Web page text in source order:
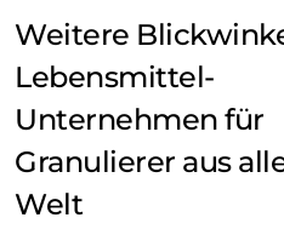
Weitere
Lebensmittel-
Unternehmen für
Granulierer aus
Welt